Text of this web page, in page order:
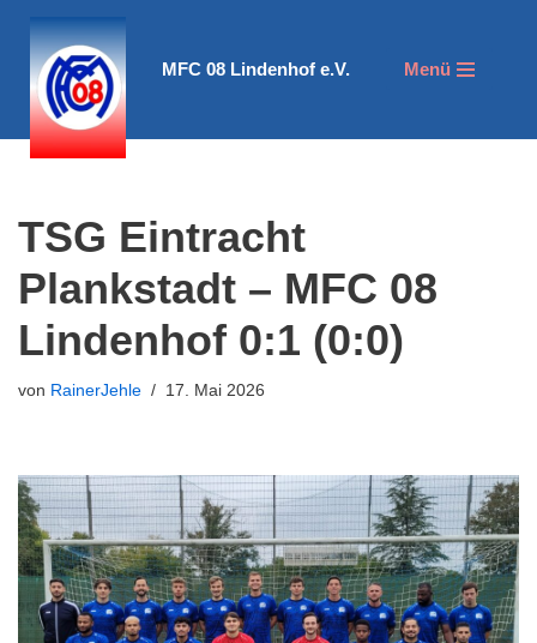
Zum
Inhalt
springen
MFC 08 Lindenhof e.V. Menü
TSG Eintracht
Plankstadt – MFC 08
Lindenhof 0:1 (0:0)
von RainerJehle 17. Mai 2026